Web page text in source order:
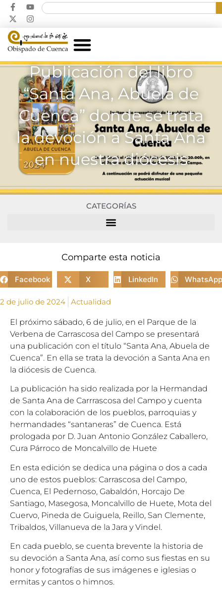
Publicación del libro
“Santa Ana, Abuela de
Cuenca” donde se trata
la devoción a Santa Ana
en nuestra diócesis
CATEGORÍAS
Comparte esta noticia
Facebook X LinkedIn WhatsApp
2 de julio de 2024 Actualidad
El próximo sábado, 6 de julio, en el Parque de la
Verbena de Carrascosa del Campo se presentará
una publicación con el título “Santa Ana, Abuela de
Cuenca”. En ella se trata la devoción a Santa Ana en
la diócesis de Cuenca.
La publicación ha sido realizada por la Hermandad
de Santa Ana de Carrrascosa del Campo y cuenta
con la colaboración de los pueblos, parroquias y
hermandades “santaneras” de Cuenca. Está
prologada por D. Juan Antonio González Caballero,
Cura Párroco de Moncalvillo de Huete
En esta edición se dedica una página o dos a cada
uno de estos pueblos: Carrascosa del Campo,
Cuenca, El Pedernoso, Gabaldón, Horcajo De
Santiago, Masegosa, Moncalvillo de Huete, Mota del
Cuervo, Pineda de Guiguela, Reillo, San Clemente,
Tribaldos, Villanueva de la Jara y Vindel.
En cada pueblo, se cuenta brevente la historia de
su devoción a Santa Ana, así como sus fiestas en su
honor y fotografías de sus imágenes e iglesias o
ermitas y cantos o himnos.